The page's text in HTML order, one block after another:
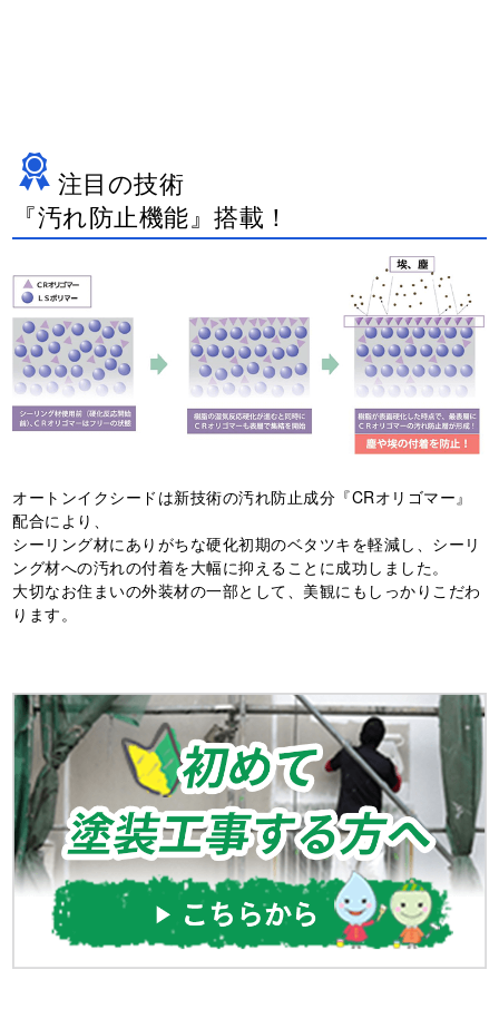
注目の技術
『汚れ防止機能』搭載！
オートンイクシードは新技術の汚れ防止成分『CRオリゴマー』
配合により、
シーリング材にありがちな硬化初期のベタツキを軽減し、シーリ
ング材への汚れの付着を大幅に抑えることに成功しました。
大切なお住まいの外装材の一部として、美観にもしっかりこだわ
ります。